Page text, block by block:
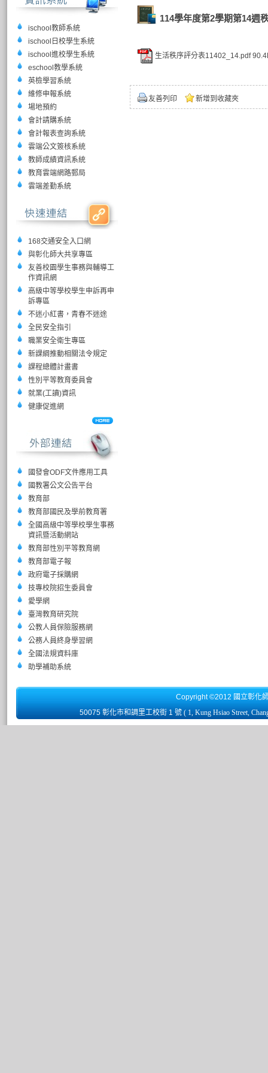
ischool教師系統
ischool日校學生系統
ischool進校學生系統
eschool教學系統
英檢學習系統
維修申報系統
場地預約
會計請購系統
會計報表查詢系統
雲端公文簽核系統
教師成績資訊系統
教育雲端網路郵局
雲端差勤系統
168交通安全入口網
與彰化師大共享專區
友善校園學生事務與輔導工
作資訊網
高級中等學校學生申訴再申
訴專區
不迷小紅書，青春不迷途
全民安全指引
職業安全衛生專區
新課綱推動相關法令規定
課程總體計畫書
性別平等教育委員會
就業(工讀)資訊
健康促進網
國發會ODF文件應用工具
國教署公文公告平台
教育部
教育部國民及學前教育署
全國高級中等學校學生事務
資訊暨活動網站
教育部性別平等教育網
教育部電子報
政府電子採購網
技專校院招生委員會
愛學網
臺灣教育研究院
公教人員保險服務網
公務人員終身學習網
全國法規資料庫
助學補助系統
114學年度第2學期第14週
生活秩序評分表11402_14.pdf
友善列印 新增到收藏夾
Copyright ©2012 國立彰化
50075 彰化市和調里工校街 1 號 ( 1, Kung Hsiao Street,